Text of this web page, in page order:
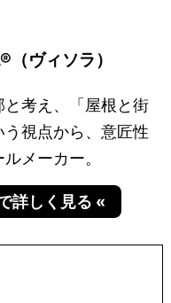
ヴィソラ）
考え、「屋根と街
視点から、意匠性
メーカー。
詳しく見る «